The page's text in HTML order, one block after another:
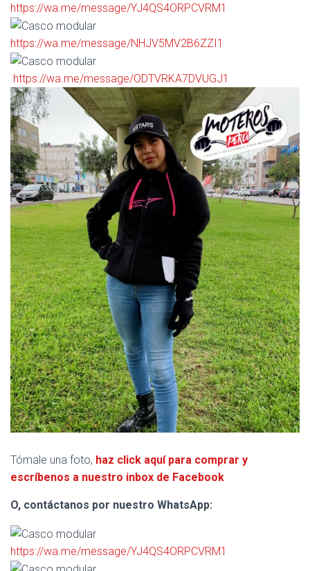
https://wa.me/message/YJ4QS4ORPCVRM1
https://wa.me/message/NHJV5MV2B6ZZI1
https://wa.me/message/ODTVRKA7DVUGJ1
Tómale una foto, haz click aquí para comprar y
escríbenos a nuestro inbox de Facebook
O, contáctanos por nuestro WhatsApp:
https://wa.me/message/YJ4QS4ORPCVRM1